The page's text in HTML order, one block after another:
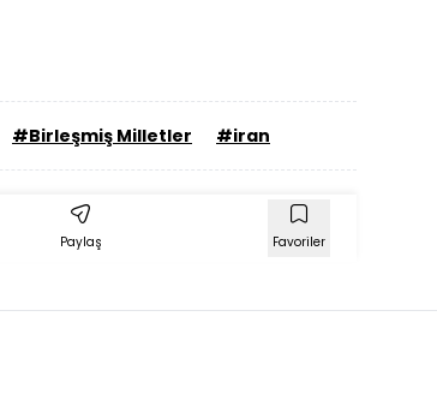
#Birleşmiş Milletler #iran
Paylaş Favoriler